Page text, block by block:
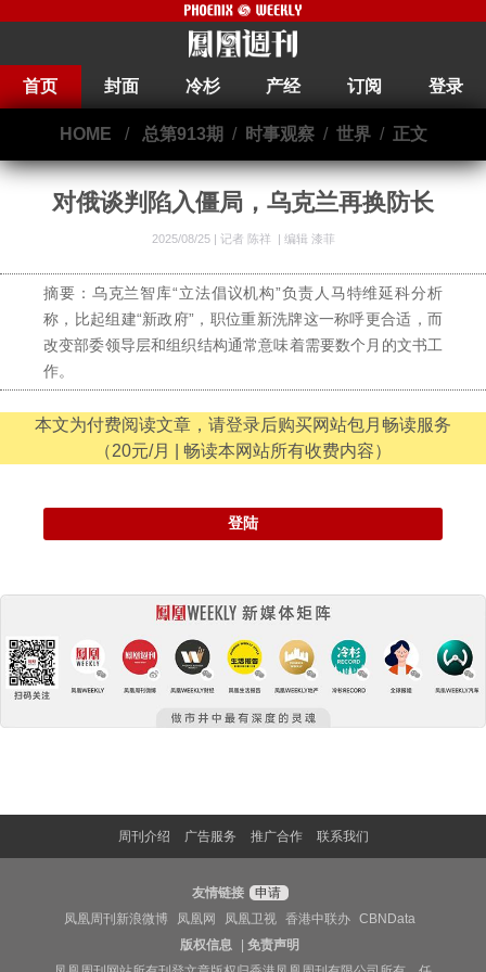
首页 封面 冷杉 产经 订阅 登录
HOME / 总第913期 / 时事观察/ 世界/ 正文
对俄谈判陷入僵局，乌克兰再换防长
2025/08/25 | 记者 陈祥 编辑 漆菲
摘要：乌克兰智库“立法倡议机构”负责人马特维延科分析
称，比起组建“新政府”，职位重新洗牌这一称呼更合适，而
改变部委领导层和组织结构通常意味着需要数个月的文书工
作。
本文为付费阅读文章，请登录后购买网站包月畅读服务
（20元/月 | 畅读本网站所有收费内容）
登陆
周刊介绍 广告服务 推广合作 联系我们
友情链接
申请
凤凰周刊新浪微博
凤凰网 凤凰卫视 香港中联办
CBNData
版权信息
|免责声明